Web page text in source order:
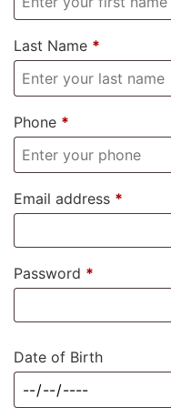
Last Name *
Phone *
Email address *
Password *
Date of Birth